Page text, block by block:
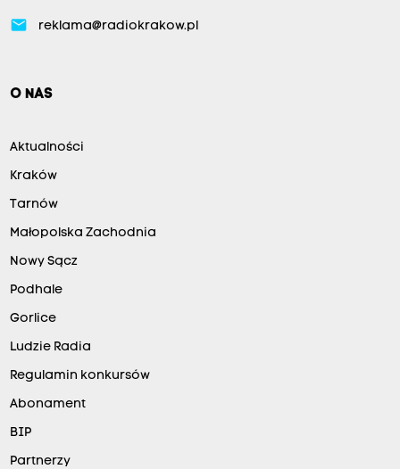
email reklama@radiokrakow.pl
O NAS
Aktualności
Kraków
Tarnów
Małopolska Zachodnia
Nowy Sącz
Podhale
Gorlice
Ludzie Radia
Regulamin konkursów
Abonament
BIP
Partnerzy